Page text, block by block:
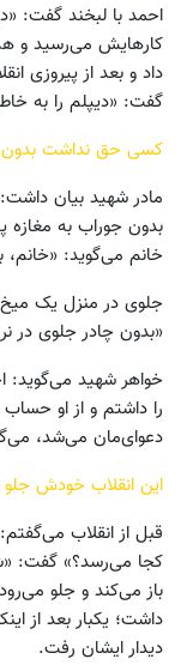
احمد با لبخند گفت:
کارهایش می‌رسید و
داد و بعد از پیروزی
گفت: «دیپلم را به
کسی حق نداشت بدون
مادر شهید بیان
بدون جوراب به
خانم می‌گوید: «خانم،
جلوی در منزل یک
«بدون چادر جلوی در
خواهر شهید
را داشتم و از او
دعوای‌مان می‌شد،
این انقلاب خودش
قبل از انقلاب
کجا می‌رسد؟» گفت:
باز می‌کند و جلو
داشت؛ یکبار بعد از
دیدار ایشان رفت.